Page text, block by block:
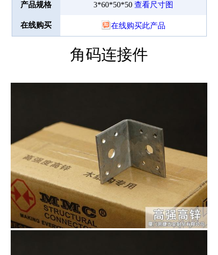
产品规格 3*60*50*50 查看尺寸图
在线购买 在线购买此产品
角码连接件